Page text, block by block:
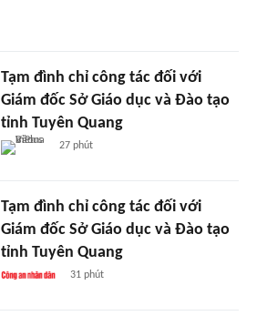
Tạm đình chỉ công tác đối với
Giám đốc Sở Giáo dục và Đào tạo
tỉnh Tuyên Quang
27 phút
Tạm đình chỉ công tác đối với
Giám đốc Sở Giáo dục và Đào tạo
tỉnh Tuyên Quang
31 phút